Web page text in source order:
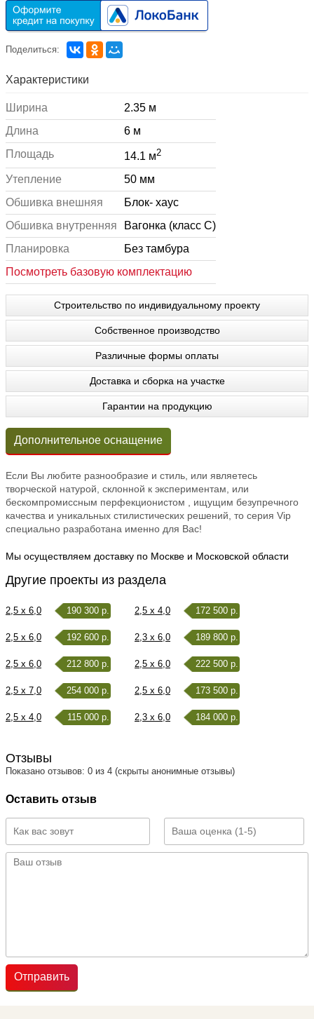
Поделиться:
Характеристики
Ширина
2.35 м
Длина
6 м
Площадь
14.1 м2
Утепление
50 мм
Обшивка внешняя
Блок- хаус
Обшивка внутренняя
Вагонка (класс С)
Планировка
Без тамбура
Посмотреть базовую комплектацию
Строительство по индивидуальному проекту
Собственное производство
Различные формы оплаты
Доставка и сборка на участке
Гарантии на продукцию
Дополнительное оснащение
Если Вы любите разнообразие и стиль, или являетесь
творческой натурой, склонной к экспериментам, или
бескомпромиссным перфекционистом , ищущим безупречного
качества и уникальных стилистических решений, то серия Vip
специально разработана именно для Вас!
Мы осуществляем доставку по Москве и Московской области
Другие проекты из раздела
2,5 x 6,0 190 300 р. 2,5 x 4,0 172 500 р.
2,5 x 6,0 192 600 р. 2,3 x 6,0 189 800 р.
2,5 x 6,0 212 800 р. 2,5 x 6,0 222 500 р.
2,5 x 7,0 254 000 р. 2,5 x 6,0 173 500 р.
2,5 x 4,0 115 000 р. 2,3 x 6,0 184 000 р.
Отзывы
Показано отзывов: 0 из 4 (скрыты анонимные отзывы)
Оставить отзыв
Отправить